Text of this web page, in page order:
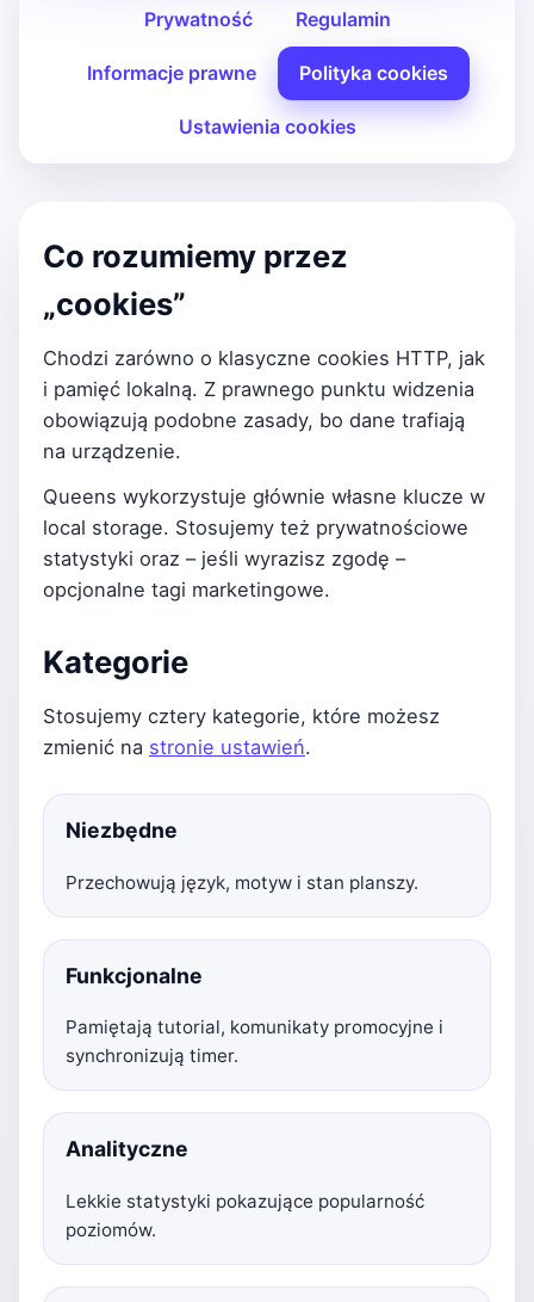
Prywatność Regulamin
Informacje prawne Polityka cookies
Ustawienia cookies
Co rozumiemy przez
„cookies”
Chodzi zarówno o klasyczne cookies HTTP, jak
i pamięć lokalną. Z prawnego punktu widzenia
obowiązują podobne zasady, bo dane trafiają
na urządzenie.
Queens wykorzystuje głównie własne klucze w
local storage. Stosujemy też prywatnościowe
statystyki oraz – jeśli wyrazisz zgodę –
opcjonalne tagi marketingowe.
Kategorie
Stosujemy cztery kategorie, które możesz
zmienić na stronie ustawień.
Niezbędne
Przechowują język, motyw i stan planszy.
Funkcjonalne
Pamiętają tutorial, komunikaty promocyjne i
synchronizują timer.
Analityczne
Lekkie statystyki pokazujące popularność
poziomów.